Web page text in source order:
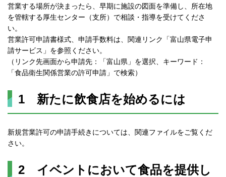
営業する場所が決まったら、早期に施設の図面を準備し、所在地
を管轄する厚生センター（支所）で相談・指導を受けてくださ
い。
営業許可申請書様式、申請手数料は、関連リンク「富山県電子申
請サービス」を参照ください。
（リンク先画面から申請先：「富山県」を選択、キーワード：
「食品衛生関係営業の許可申請」で検索）
1 新たに飲食店を始めるには
新規営業許可の申請手続きについては、関連ファイルをご覧くだ
さい。
2 イベントにおいて食品を提供し